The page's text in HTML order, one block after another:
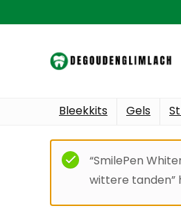
Bleekkits Gels
“SmilePen
wittere tanden”